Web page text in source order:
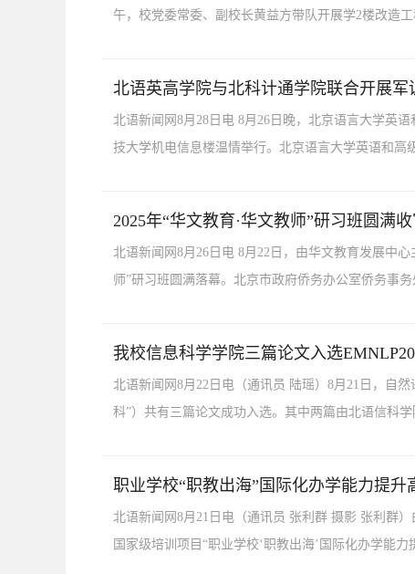
午，校党委常委、副校长黄益方带队开展学2楼改造
北语英高学院与北科计通学院联合开展军
北语新闻网8月28日电 8月26日晚，北京语言大学英
技大学机电信息楼温情举行。北京语言大学英语和
2025年“华文教育·华文教师”研习班圆满
北语新闻网8月26日电 8月22日，由华文教育发展中
师”研习班圆满落幕。北京市政府侨务办公室侨务事
我校信息科学学院三篇论文入选
北语新闻网8月22日电（通讯员 陆瑶）8月21日，自
科”）共有三篇论文成功入选。其中两篇由北语信科
职业学校“职教出海”国际化办学能力提升
北语新闻网8月21日电（通讯员 张利群 摄影 张利群
国家级培训项目“职业学校‘职教出海’国际化办学能